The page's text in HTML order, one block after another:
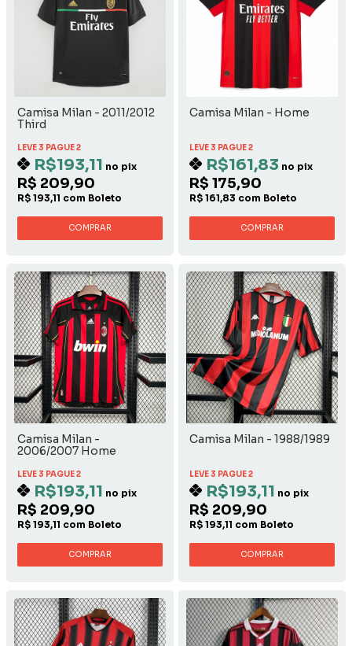
Camisa Milan - 2011/2012
Third
LEVE 3 PAGUE 2
R$193,11 no pix
R$ 209,90
R$ 193,11 com Boleto
COMPRAR
Camisa Milan - Home
LEVE 3 PAGUE 2
R$161,83 no pix
R$ 175,90
R$ 161,83 com Boleto
COMPRAR
Camisa Milan -
2006/2007 Home
LEVE 3 PAGUE 2
R$193,11 no pix
R$ 209,90
R$ 193,11 com Boleto
COMPRAR
Camisa Milan - 1988/1989
LEVE 3 PAGUE 2
R$193,11 no pix
R$ 209,90
R$ 193,11 com Boleto
COMPRAR